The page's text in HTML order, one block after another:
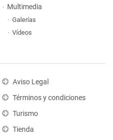
Multimedia
Galerías
Vídeos
Aviso Legal
Términos y condiciones
Turismo
Tienda